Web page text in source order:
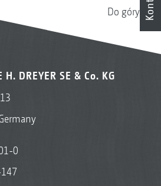
Do góry
DREYER SE & Co. KG
0